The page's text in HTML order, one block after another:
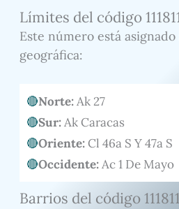
Límites del código
Este número está
geográfica:
Norte:Ak 27
Sur:Ak Caracas
Oriente:Cl 46a S Y 47a S
Occidente:Ac 1 De Mayo
Barrios del código 111811